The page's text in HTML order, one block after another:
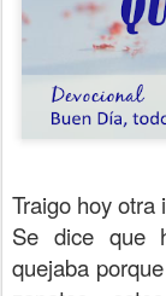
Traigo hoy otra
Se dice que
quejaba